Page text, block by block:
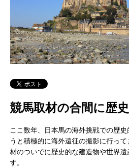
競馬取材の合間に歴
ここ数年、日本馬の海外挑戦での歴
うと積極的に海外遠征の撮影に行っ
材のついでに歴史的な建造物や世界
す。